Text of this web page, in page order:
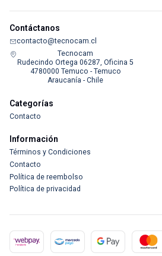
Contáctanos
contacto@tecnocam.cl
Tecnocam
Rudecindo Ortega 06287, Oficina 5
4780000 Temuco - Temuco
Araucanía - Chile
Categorías
Contacto
Información
Términos y Condiciones
Contacto
Política de reembolso
Política de privacidad